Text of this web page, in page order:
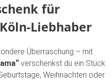
für
Liebhaber
Überraschung – mit
verschenkst du ein Stück
Weihnachten oder